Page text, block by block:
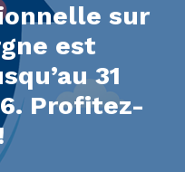
sur
est
31
Profitez-